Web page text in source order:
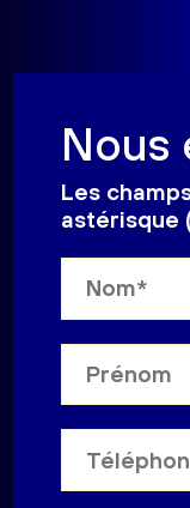
Nous
Les
astérisque